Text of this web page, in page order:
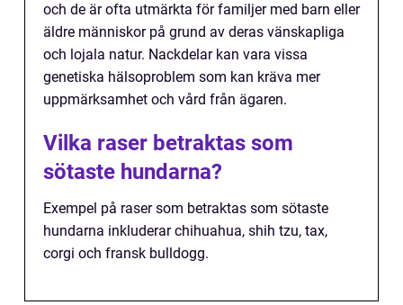
och de är ofta utmärkta för familjer med barn eller
äldre människor på grund av deras vänskapliga
och lojala natur. Nackdelar kan vara vissa
genetiska hälsoproblem som kan kräva mer
uppmärksamhet och vård från ägaren.
Vilka raser betraktas som
sötaste hundarna?
Exempel på raser som betraktas som sötaste
hundarna inkluderar chihuahua, shih tzu, tax,
corgi och fransk bulldogg.